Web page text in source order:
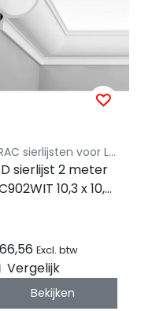
ORAC sierlijsten voor LED Strips
sierlijst 2 meter
10,3 x 10,3
Excl. btw
Vergelijk
Bekijken